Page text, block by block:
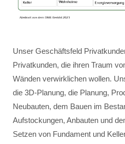
Unser Geschäftsfeld
Privatkunden, die ihren Traum
Wänden verwirklichen wollen.
die 3D-Planung, die Planung,
Neubauten, dem Bauen im
Aufstockungen, Anbauten und
Setzen von Fundament und